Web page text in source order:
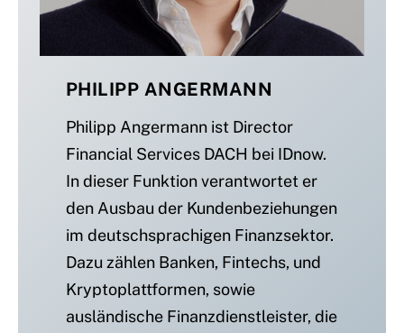
PHILIPP ANGERMANN
Philipp Angermann ist Director
Financial Services DACH bei IDnow.
In dieser Funktion verantwortet er
den Ausbau der Kundenbeziehungen
im deutschsprachigen Finanzsektor.
Dazu zählen Banken, Fintechs, und
Kryptoplattformen, sowie
ausländische Finanzdienstleister, die